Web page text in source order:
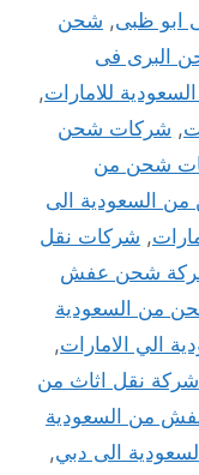
ابو ظبى, شحن
البرى فى
للامارات,
, شركات شحن
شحن من
السعودية الى
, شركات نقل
شحن عفش
من السعودية
الي الامارات,
شركة نقل اثاث من
من السعودية
الى دبي,